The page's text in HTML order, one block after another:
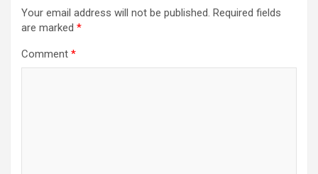
Your email address will not be published. Required fields
are marked *
Comment *